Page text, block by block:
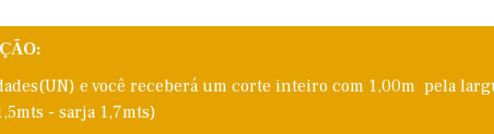
e você receberá um corte inteiro com 1,00m pela
- sarja 1,7mts)